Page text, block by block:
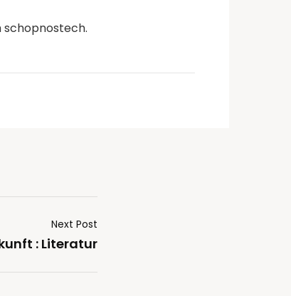
schopnostech.
Next Post
: Literatur